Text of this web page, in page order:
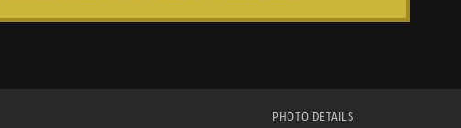
PHOTO DETAILS